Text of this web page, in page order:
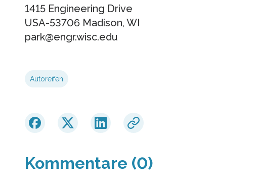
1415 Engineering Drive
USA-53706 Madison, WI
park@engr.wisc.edu
Autoreifen
Kommentare (0)